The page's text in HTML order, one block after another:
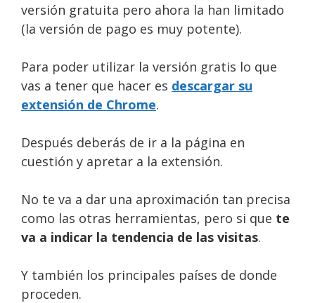
versión gratuita pero ahora la han limitado
(la versión de pago es muy potente).
Para poder utilizar la versión gratis lo que
vas a tener que hacer es descargar su
extensión de Chrome.
Después deberás de ir a la página en
cuestión y apretar a la extensión.
No te va a dar una aproximación tan precisa
como las otras herramientas, pero si que te
va a indicar la tendencia de las visitas.
Y también los principales países de donde
proceden.